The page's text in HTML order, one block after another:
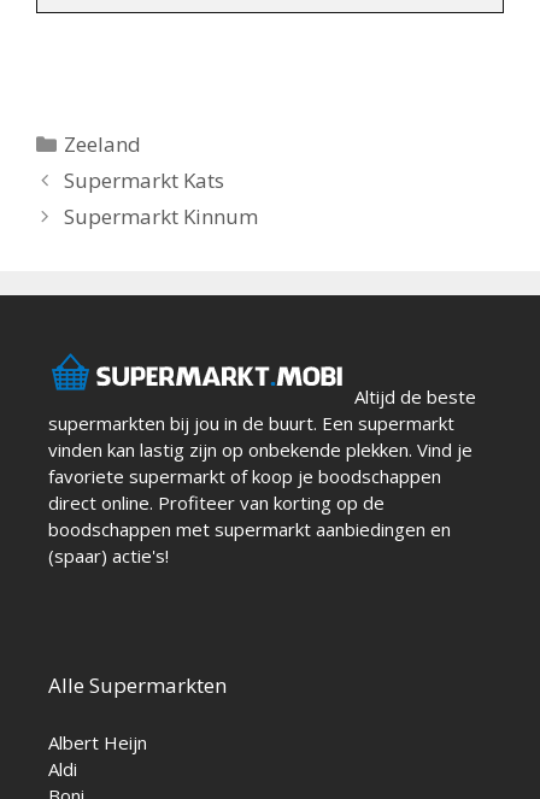
Categorieën
Zeeland
Berichtnavigatie
Supermarkt Kats
Supermarkt Kinnum
Altijd de beste
supermarkten bij jou in de buurt. Een supermarkt
vinden kan lastig zijn op onbekende plekken. Vind je
favoriete supermarkt of koop je boodschappen
direct online. Profiteer van korting op de
boodschappen met supermarkt aanbiedingen en
(spaar) actie's!
Alle Supermarkten
Albert Heijn
Aldi